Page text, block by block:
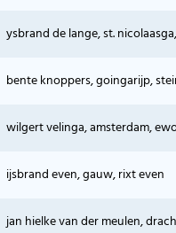
ysbrand de lange, st.
bente knoppers, goingarijp,
wilgert velinga, amsterdam,
ijsbrand even, gauw, rixt even
jan hielke van der meulen,